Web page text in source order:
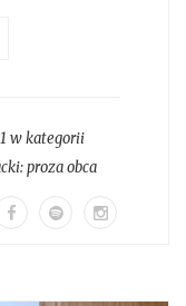
w kategorii
proza obca